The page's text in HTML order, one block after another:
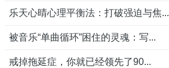
乐天心晴心理平衡法：打破强迫与焦...
被音乐“单曲循环”困住的灵魂：写...
戒掉拖延症，你就已经领先了90...